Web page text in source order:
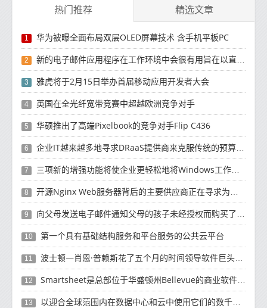
热门推荐 精选文章
1 华为被曝全面布局双层OLED屏幕技术 含手机平板PC
2 新的电子邮件应用程序在工作环境中会很有用旨在以直观方式组织电子邮件收件箱的新功能
3 雅虎将于2月15日举办首届移动应用开发者大会
4 英国在全光纤宽带竞赛中超越欧洲竞争对手
5 华硕推出了高端Pixelbook的竞争对手Flip C436
6 企业IT越来越多地寻求DRaaS提供商来克服传统的预算资源和复杂性挑战
7 三项新的增强功能将使企业更轻松地将Windows工作负载迁移到云
8 开源Nginx Web服务器背后的主要供应商正在寻求为未来10年的增长提供资金
9 向父母发送电子邮件通知父母的孩子未经授权而购买了有关如何退款的产品
10 第一个具有基础结构服务和平台服务的公共云平台
11 波士顿—肖恩·普赖斯花了五个月的时间领导软件巨头SAP的云计算工作
12 Smartsheet是总部位于华盛顿州Bellevue的商业软件制造商
13 以迎合全球范围内在数据中心和云中使用它们的数千名客户